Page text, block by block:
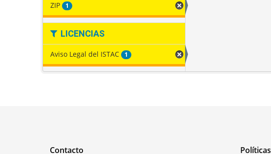
ZIP 1
LICENCIAS
Aviso Legal del ISTAC 1
Contacto Políticas